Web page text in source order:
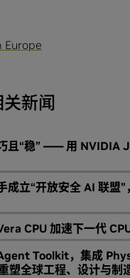
Europe
新闻
且“稳” —— 用 NVIDIA
成立“开放安全 AI 联盟
CPU 加速下一代
Toolkit，集成
塑全球工程、设计与制